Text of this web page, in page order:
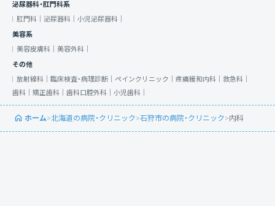
泌尿器科・肛門科系
肛門科｜ 泌尿器科｜ 小児泌尿器科｜
美容系
美容皮膚科｜ 美容外科｜
その他
放射線科｜ 臨床検査・病理診断｜ ペインクリニック｜ 疼痛緩和内科｜ 救急科｜
歯科｜ 矯正歯科｜ 歯科口腔外科｜ 小児歯科｜
ホーム>北海道の病院・クリニック>石狩市の病院・クリニック>内科